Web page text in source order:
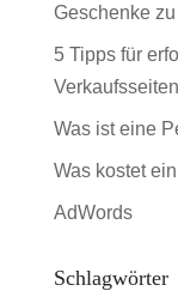
Geschenke
5 Tipps für
Verkaufsseiten
Was ist eine
Was kostet
AdWords
Schlagwörter